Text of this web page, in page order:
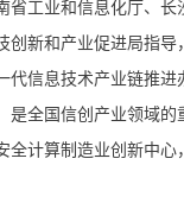
工业和信息化厅、长
新和产业促进局指
信息技术产业链推
是全国信创产业领域的
全计算制造业创新中心